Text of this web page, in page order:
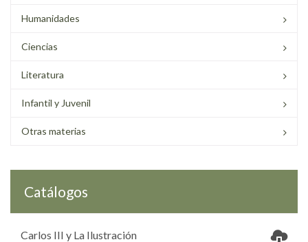
Humanidades
Ciencias
Literatura
Infantil y Juvenil
Otras materias
Catálogos
Carlos III y La Ilustración